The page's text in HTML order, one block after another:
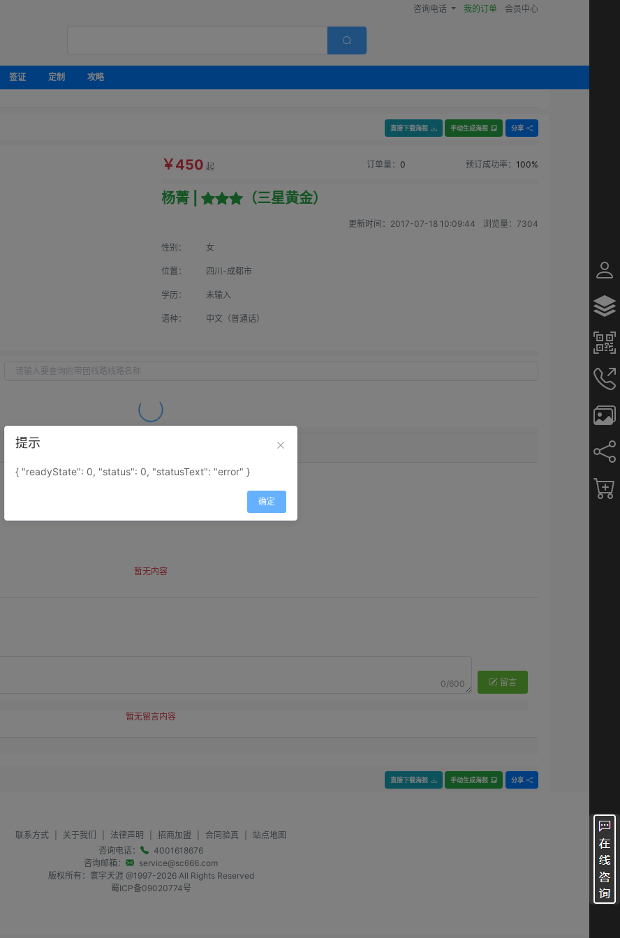
咨询电话 我的订单 会员中心
签证 定制
攻略
直接下载海报 手动生成海报 分享
￥450 起 订单量： 0 预订成功率： 100%
杨菁 | （三星黄金）
更新时间： 2017-07-18 10:09:44 浏览量： 7304
性别： 女
位置： 四川-成都市
学历： 未输入
语种： 中文（普通话）
暂无内容
0/600 留言
暂无留言内容
直接下载海报 手动生成海报 分享
联系方式 关于我们 法律声明 招商加盟 合同验真
站点地图
咨询电话：
4001618676
咨询邮箱：
service@sc666.com
版权所有：寰宇天涯 @1997-2026All Rights Reserved
蜀ICP备09020774号
提示
{ "readyState": 0, "status": 0, "statusText": "error" }
确定